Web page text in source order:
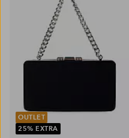
OUTLET
25% EXTRA